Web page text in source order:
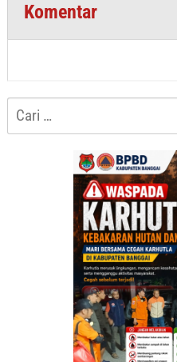
Komentar
Cari
untuk: